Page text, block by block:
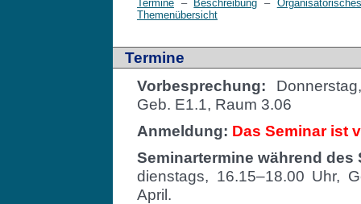
Termine – Beschreibung – Organisatorisches
Themenübersicht
Termine
Vorbesprechung:
Geb. E1.1, Raum 3.06
Anmeldung: Das Seminar ist
Seminartermine während des
dienstags, 16.15–18.00 Uhr,
April.